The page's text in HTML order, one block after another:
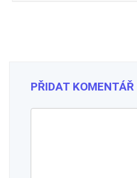
PŘIDAT KOMENTÁŘ